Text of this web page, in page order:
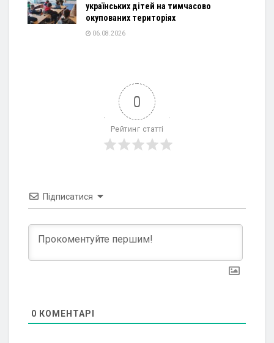
українських дітей на тимчасово
окупованих територіях
06.08.2026
0
Рейтинг статті
Підписатися
0 КОМЕНТАРІ